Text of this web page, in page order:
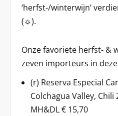
‘herfst-/winterwijn’
(☼).
Onze favoriete herfst- &
zeven importeurs in
(r) Reserva Especial
Colchagua Valley, Chili
MH&DL € 15,70